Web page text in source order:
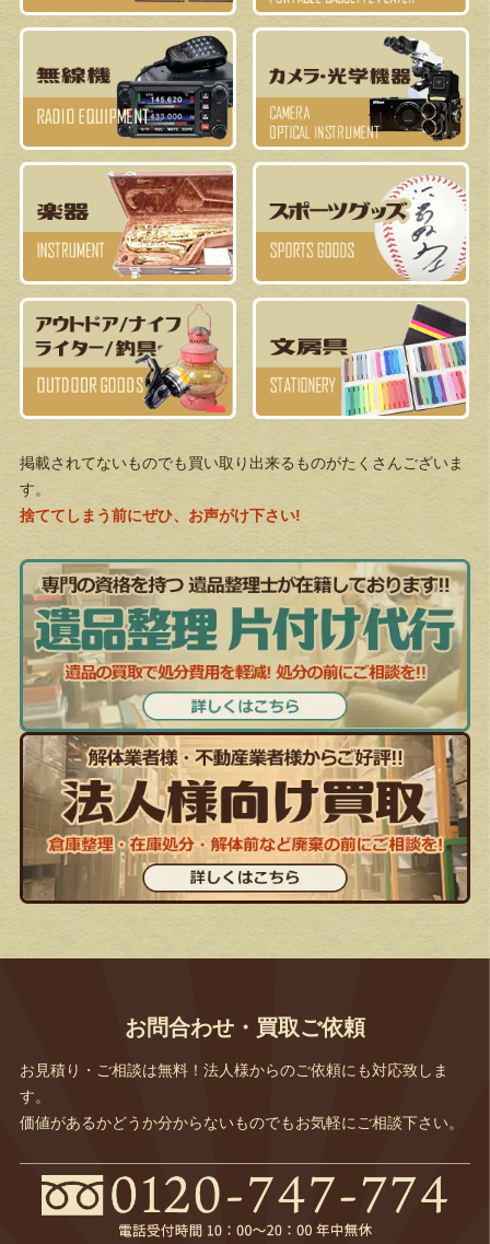
掲載されてないものでも買い取り出来るものがたくさんございま
す。
捨ててしまう前にぜひ、お声がけ下さい!
お問合わせ・買取ご依頼
お見積り・ご相談は無料！法人様からのご依頼にも対応致しま
す。
価値があるかどうか分からないものでもお気軽にご相談下さい。